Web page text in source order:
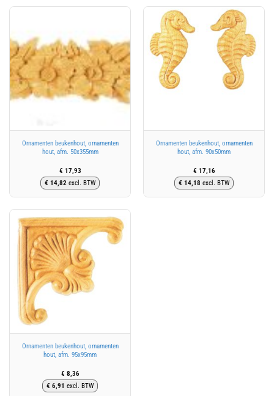
Ornamenten beukenhout, ornamenten
hout, afm. 50x355mm
€ 17,93
€ 14,82 excl. BTW
Ornamenten beukenhout, ornamenten
hout, afm. 90x50mm
€ 17,16
€ 14,18 excl. BTW
Ornamenten beukenhout, ornamenten
hout, afm. 95x95mm
€ 8,36
€ 6,91 excl. BTW